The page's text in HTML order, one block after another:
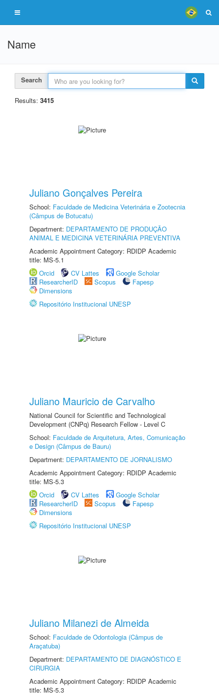
Name
Search
Results: 3415
Juliano Gonçalves Pereira
School: Faculdade de Medicina Veterinária e Zootecnia
(Câmpus de Botucatu)
Department: DEPARTAMENTO DE PRODUÇÃO
ANIMAL E MEDICINA VETERINÁRIA PREVENTIVA
Academic Appointment Category: RDIDP Academic
title: MS-5.1
Orcid
CV Lattes
Google Scholar
ResearcherID
Scopus
Fapesp
Dimensions
Repositório Institucional UNESP
Juliano Mauricio de Carvalho
National Council for Scientific and Technological
Development (CNPq) Research Fellow - Level C
School: Faculdade de Arquitetura, Artes, Comunicação
e Design (Câmpus de Bauru)
Department: DEPARTAMENTO DE JORNALISMO
Academic Appointment Category: RDIDP Academic
title: MS-5.3
Orcid
CV Lattes
Google Scholar
ResearcherID
Scopus
Fapesp
Dimensions
Repositório Institucional UNESP
Juliano Milanezi de Almeida
School: Faculdade de Odontologia (Câmpus de
Araçatuba)
Department: DEPARTAMENTO DE DIAGNÓSTICO E
CIRURGIA
Academic Appointment Category: RDIDP Academic
title: MS-5.3